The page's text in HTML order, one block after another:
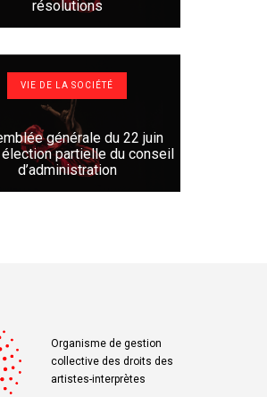
résolutions
VIE DE LA SOCIÉTÉ
générale du 22 juin
partielle du conseil
d’administration
Organisme de gestion
collective des droits des
artistes-interprètes